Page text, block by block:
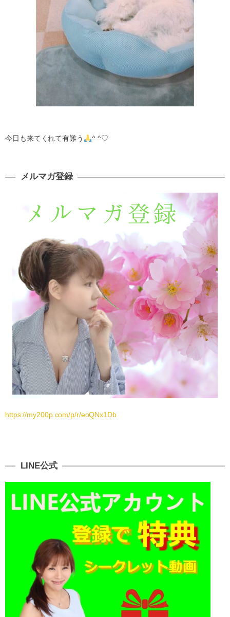
今日も来てくれて有難う ^ ^♡
メルマガ登録
https://my200p.com/p/r/eoQNx1Db
LINE公式